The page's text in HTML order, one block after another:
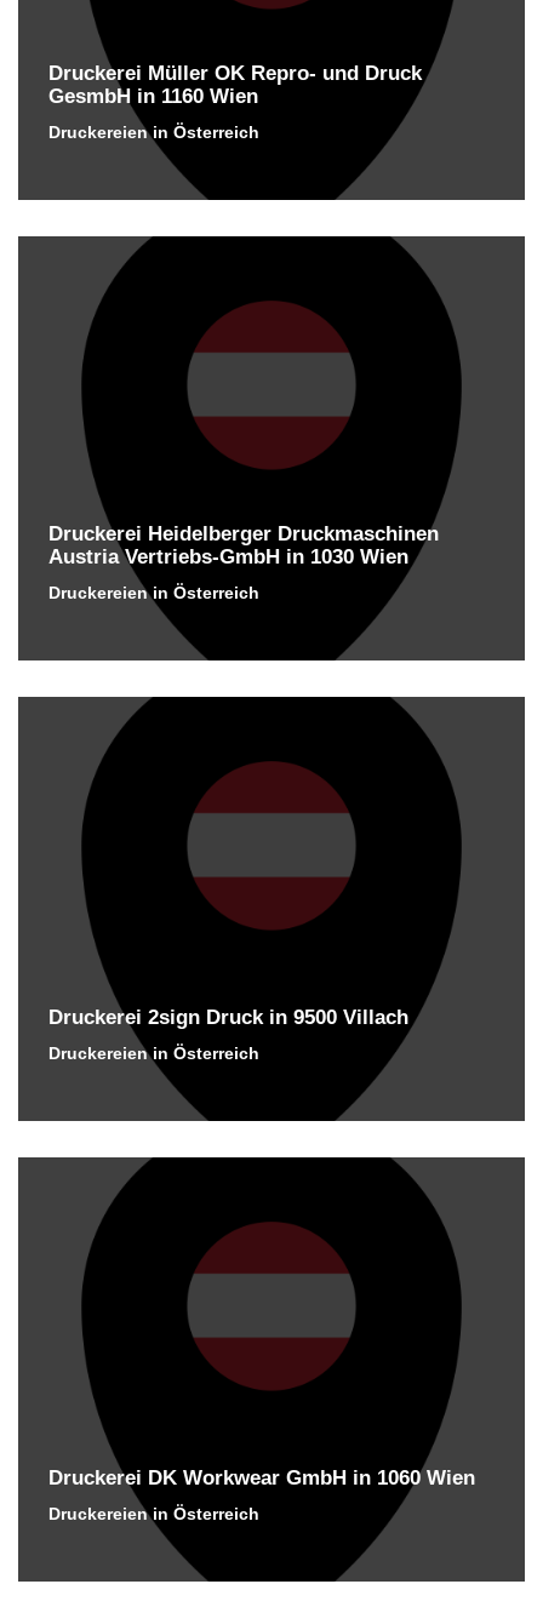
Druckerei Müller OK Repro- und Druck
GesmbH in 1160 Wien
Druckereien in Österreich
Druckerei Heidelberger Druckmaschinen
Austria Vertriebs-GmbH in 1030 Wien
Druckereien in Österreich
Druckerei 2sign Druck in 9500 Villach
Druckereien in Österreich
Druckerei DK Workwear GmbH in 1060 Wien
Druckereien in Österreich